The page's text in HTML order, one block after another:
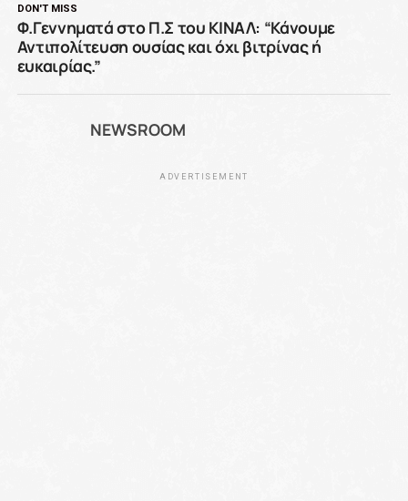
DON'T MISS
Φ.Γεννηματά στο Π.Σ του ΚΙΝΑΛ: “Κάνουμε
Αντιπολίτευση ουσίας και όχι βιτρίνας ή
ευκαιρίας.”
NEWSROOM
ADVERTISEMENT